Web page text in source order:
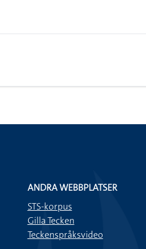
ANDRA WEBBPLATSER
STS-korpus
Gilla Tecken
Teckenspråksvideo